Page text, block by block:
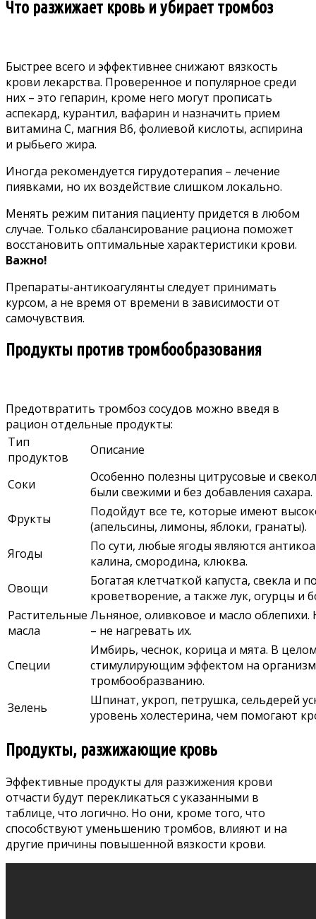
Что разжижает кровь и убирает тромбоз
Быстрее всего и эффективнее снижают вязкость
крови лекарства. Проверенное и популярное среди
них – это гепарин, кроме него могут прописать
аспекард, курантил, вафарин и назначить прием
витамина С, магния В6, фолиевой кислоты, аспирина
и рыбьего жира.
Иногда рекомендуется гирудотерапия – лечение
пиявками, но их воздействие слишком локально.
Менять режим питания пациенту придется в любом
случае. Только сбалансирование рациона поможет
восстановить оптимальные характеристики крови.
Важно!
Препараты-антикоагулянты следует принимать
курсом, а не время от времени в зависимости от
самочувствия.
Продукты против тромбообразования
Предотвратить тромбоз сосудов можно введя в
рацион отдельные продукты:
Тип
продуктов
Описание
Соки
Особенно полезны цитрусовые и
были свежими и без добавления сахара.
Фрукты
Подойдут все те, которые имеют
(апельсины, лимоны, яблоки, гранаты).
Ягоды
По сути, любые ягоды являются
калина, смородина, клюква.
Овощи
Богатая клетчаткой капуста, свекла
кроветворение, а также лук, огурцы и
Растительные
масла
Льняное, оливковое и масло облепихи.
– не нагревать их.
Специи
Имбирь, чеснок, корица и мята. В
стимулирующим эффектом на
тромбообразванию.
Зелень
Шпинат, укроп, петрушка, сельдерей
уровень холестерина, чем помогают
Продукты, разжижающие кровь
Эффективные продукты для разжижения крови
отчасти будут перекликаться с указанными в
таблице, что логично. Но они, кроме того, что
способствуют уменьшению тромбов, влияют и на
другие причины повышенной вязкости крови.